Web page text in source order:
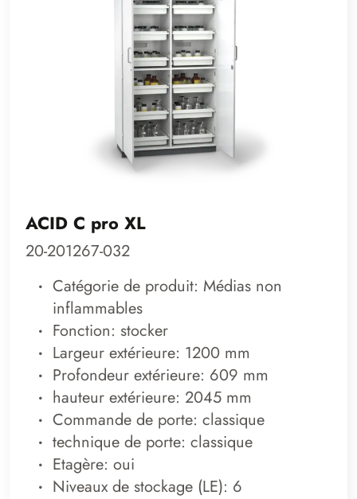
ACID C pro XL
20-201267-032
Catégorie de produit: Médias non
inflammables
Fonction: stocker
Largeur extérieure: 1200 mm
Profondeur extérieure: 609 mm
hauteur extérieure: 2045 mm
Commande de porte: classique
technique de porte: classique
Etagère: oui
Niveaux de stockage (LE): 6